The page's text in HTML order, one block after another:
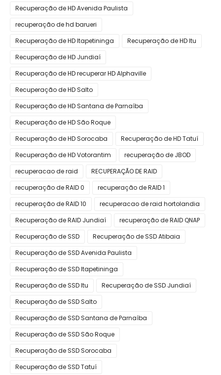
Recuperação de HD Avenida Paulista
recuperação de hd barueri
Recuperação de HD Itapetininga
Recuperação de HD Itu
Recuperação de HD Jundiaí
Recuperação de HD recuperar HD Alphaville
Recuperação de HD Salto
Recuperação de HD Santana de Parnaíba
Recuperação de HD São Roque
Recuperação de HD Sorocaba
Recuperação de HD Tatuí
Recuperação de HD Votorantim
recuperação de JBOD
recuperacao de raid
RECUPERAÇÃO DE RAID
recuperação de RAID 0
recuperação de RAID 1
recuperação de RAID 10
recuperacao de raid hortolandia
Recuperação de RAID Jundiaí
recuperação de RAID QNAP
Recuperação de SSD
Recuperação de SSD Atibaia
Recuperação de SSD Avenida Paulista
Recuperação de SSD Itapetininga
Recuperação de SSD Itu
Recuperação de SSD Jundiaí
Recuperação de SSD Salto
Recuperação de SSD Santana de Parnaíba
Recuperação de SSD São Roque
Recuperação de SSD Sorocaba
Recuperação de SSD Tatuí